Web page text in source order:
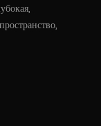
почти
тёплый,